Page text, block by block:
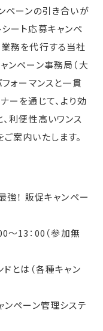
ペーンの引き合いが
ート応募キャンペ
務を代行する当社
ンペーン事務局（大
ォーマンスと一貫
ーを通じて、より効
利便性高いワンス
案内いたします。
！ 販促キャンペー
～13：00（参加無
とは（各種キャン
ペーン管理システ